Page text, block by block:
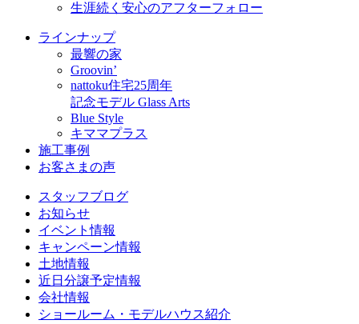
生涯続く安心のアフターフォロー
ラインナップ
最響の家
Groovin’
nattoku住宅25周年
記念モデル Glass Arts
Blue Style
キママプラス
施工事例
お客さまの声
スタッフブログ
お知らせ
イベント情報
キャンペーン情報
土地情報
近日分譲予定情報
会社情報
ショールーム・モデルハウス紹介